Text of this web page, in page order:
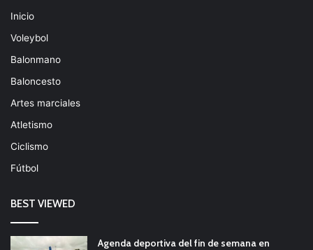
Inicio
Voleybol
Balonmano
Baloncesto
Artes marciales
Atletismo
Ciclismo
Fútbol
BEST VIEWED
Agenda deportiva del fin de semana en